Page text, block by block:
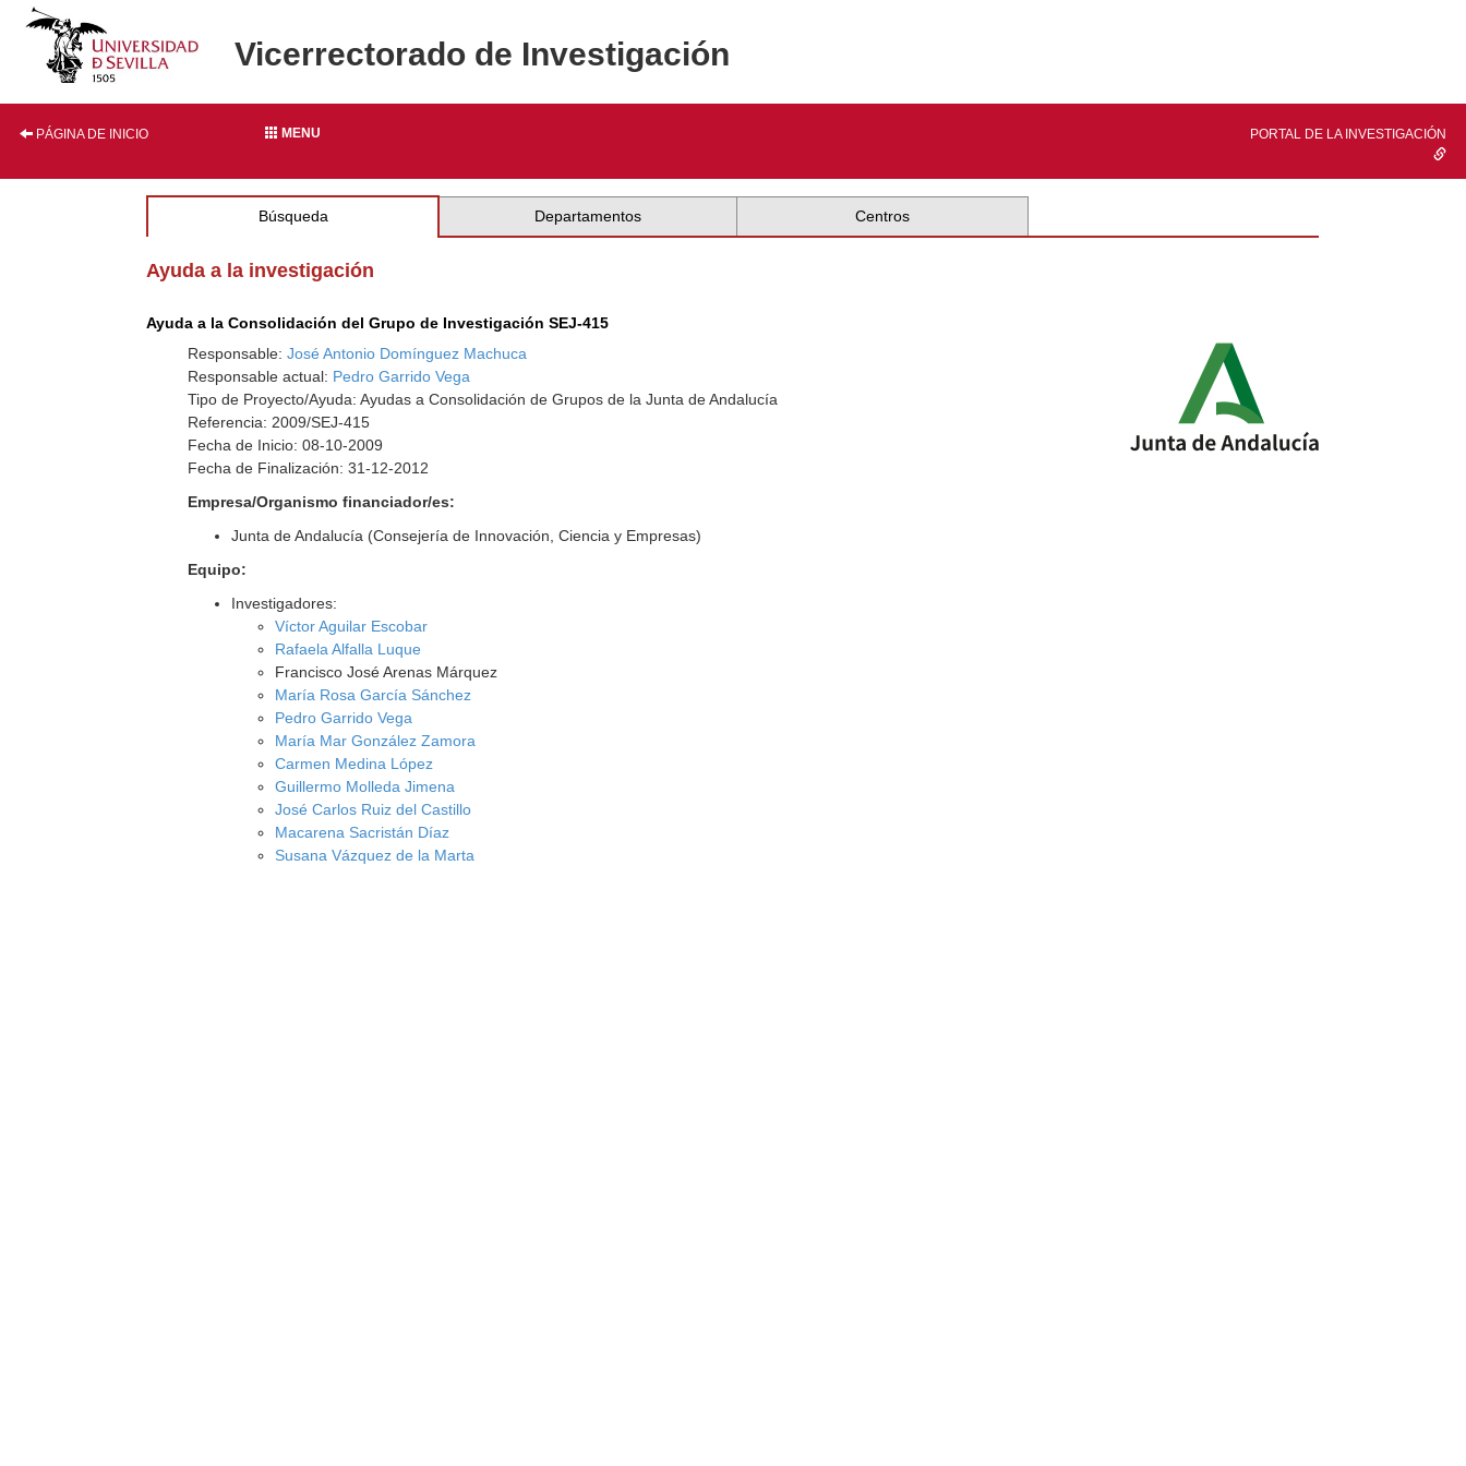
Vicerrectorado de Investigación
PÁGINA DE INICIO MENU PORTAL DE LA INVESTIGACIÓN
Búsqueda Departamentos Centros
Ayuda a la investigación
Ayuda a la Consolidación del Grupo de Investigación SEJ-415
Responsable:José Antonio Domínguez Machuca
Responsable actual: Pedro Garrido Vega
Tipo de Proyecto/Ayuda: Ayudas a Consolidación de Grupos de la Junta de Andalucía
Referencia: 2009/SEJ-415
Fecha de Inicio: 08-10-2009
Fecha de Finalización: 31-12-2012
Empresa/Organismo financiador/es:
Junta de Andalucía (Consejería de Innovación, Ciencia y Empresas)
Equipo:
Investigadores:
Víctor Aguilar Escobar
Rafaela Alfalla Luque
Francisco José Arenas Márquez
María Rosa García Sánchez
Pedro Garrido Vega
María Mar González Zamora
Carmen Medina López
Guillermo Molleda Jimena
José Carlos Ruiz del Castillo
Macarena Sacristán Díaz
Susana Vázquez de la Marta